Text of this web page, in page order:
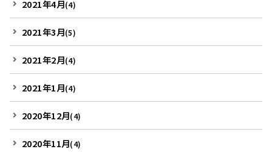
2021年4月(4)
2021年3月(5)
2021年2月(4)
2021年1月(4)
2020年12月(4)
2020年11月(4)